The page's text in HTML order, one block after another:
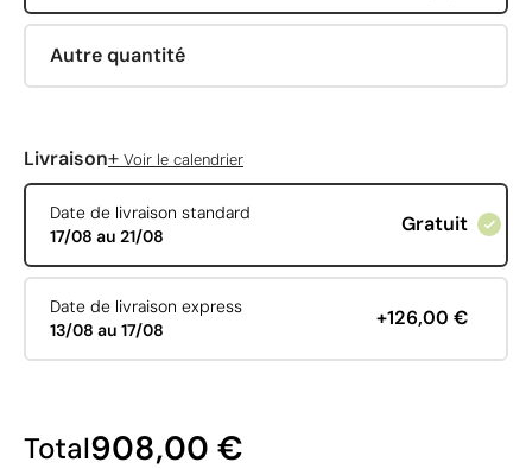
Autre quantité
Livraison+ Voir le calendrier
Date de livraison standard
17/08 au 21/08
Gratuit
Date de livraison express
13/08 au 17/08
+126,00 €
Total908,00 €